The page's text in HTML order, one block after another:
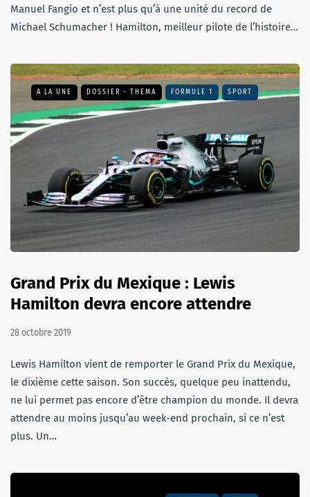
Manuel Fangio et n’est plus qu’à une unité du record de
Michael Schumacher ! Hamilton, meilleur pilote de l’histoire…
A LA UNE DOSSIER - THEMA FORMULE 1 SPORT
Grand Prix du Mexique : Lewis
Hamilton devra encore attendre
28 octobre 2019
Lewis Hamilton vient de remporter le Grand Prix du Mexique,
le dixième cette saison. Son succès, quelque peu inattendu,
ne lui permet pas encore d’être champion du monde. Il devra
attendre au moins jusqu’au week-end prochain, si ce n’est
plus. Un…